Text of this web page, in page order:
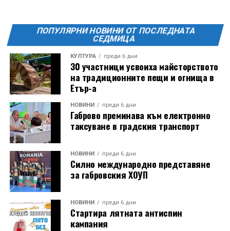
ПОПУЛЯРНИ НОВИНИ ОТ ПОСЛЕДНАТА
СЕДМИЦА
КУЛТУРА преди 6 дни
30 участници усвоиха майсторството
на традиционните пещи и огнища в
Етър-а
НОВИНИ преди 6 дни
Габрово преминава към електронно
таксуване в градския транспорт
НОВИНИ преди 6 дни
Силно международно представяне
за габровския ХОУП
НОВИНИ преди 6 дни
Стартира лятната антиспин
кампания